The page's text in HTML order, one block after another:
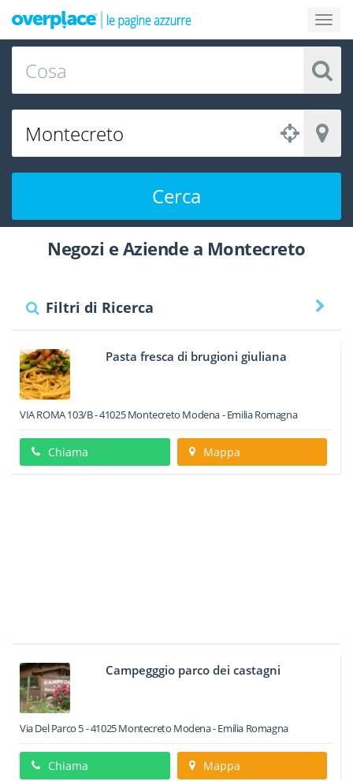
Cerca
Negozi e Aziende a Montecreto
Filtri di Ricerca
Pasta fresca di brugioni giuliana
VIA ROMA 103/B-41025 Montecreto Modena -Emilia Romagna
Chiama Mappa
Campegggio parco dei castagni
Via Del Parco 5-41025Montecreto Modena -Emilia Romagna
Chiama Mappa